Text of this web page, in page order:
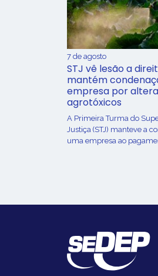
7 de agosto
STJ vê lesão a
mantém
empresa por
agrotóxicos
​A Primeira Turma do
Justiça (STJ) manteve a
uma empresa ao